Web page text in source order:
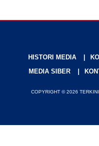
HISTORI MEDIA
MEDIA SIBER
COPYRIGHT © 2026